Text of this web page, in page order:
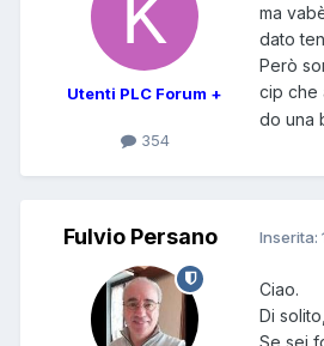
Utenti PLC Forum +
354
ma
dato
Però
cip che
do una
Fulvio Persano Inserita:
Ciao.
Di
Se sei